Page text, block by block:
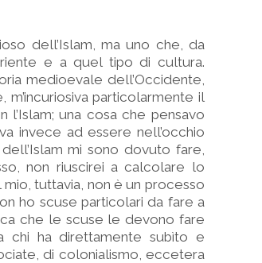
dell’Islam, ma uno che, da
e a quel tipo di cultura.
medioevale dell’Occidente,
particolarmente il
una cosa che pensavo
invece ad essere nell’occhio
mi sono dovuto fare,
non riuscirei a calcolare lo
tuttavia, non è un processo
ho scuse particolari da fare a
che le scuse le devono fare
chi ha direttamente subìto e
di colonialismo, eccetera